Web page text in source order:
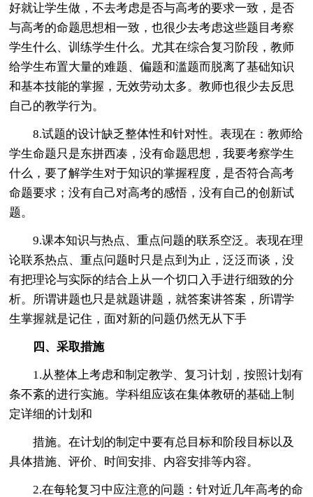
好就让学生做，不去考虑是否与高考的要求一致，是否
与高考的命题思想相一致，也很少去考虑这些题目考察
学生什么、训练学生什么。尤其在综合复习阶段，教师
给学生布置大量的难题、偏题和滥题而脱离了基础知识
和基本技能的掌握，无效劳动太多。教师也很少去反思
自己的教学行为。
8.试题的设计缺乏整体性和针对性。表现在：教师给
学生命题只是东拼西凑，没有命题思想，我要考察学生
什么，要了解学生对于知识的掌握程度，是否符合高考
命题要求；没有自己对高考的感悟，没有自己的创新试
题。
9.课本知识与热点、重点问题的联系空泛。表现在理
论联系热点、重点问题时只是点到为止，泛泛而谈，没
有把理论与实际的结合上从一个切口入手进行细致的分
析。所谓讲题也只是就题讲题，就答案讲答案，所谓学
生掌握就是记住，面对新的问题仍然无从下手
四、采取措施
1.从整体上考虑和制定教学、复习计划，按照计划有
条不紊的进行实施。学科组应该在集体教研的基础上制
定详细的计划和
措施。在计划的制定中要有总目标和阶段目标以及
具体措施、评价、时间安排、内容安排等内容。
2.在每轮复习中应注意的问题：针对近几年高考的命